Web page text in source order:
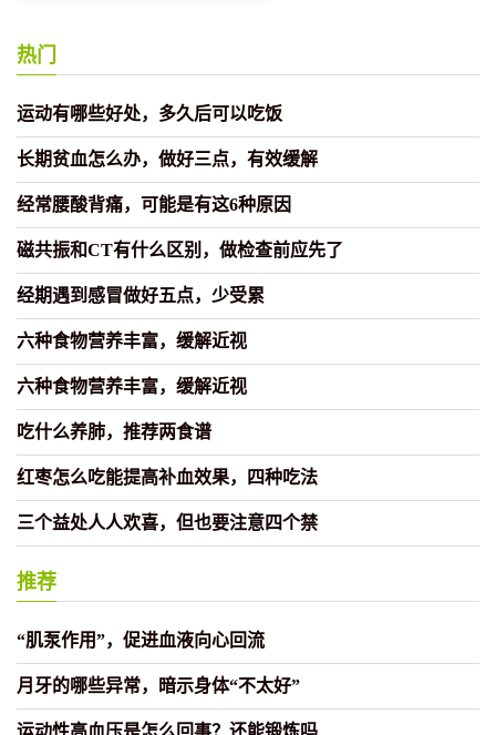
热门
运动有哪些好处，多久后可以吃饭
长期贫血怎么办，做好三点，有效缓解
经常腰酸背痛，可能是有这6种原因
磁共振和CT有什么区别，做检查前应先了
经期遇到感冒做好五点，少受累
六种食物营养丰富，缓解近视
六种食物营养丰富，缓解近视
吃什么养肺，推荐两食谱
红枣怎么吃能提高补血效果，四种吃法
三个益处人人欢喜，但也要注意四个禁
推荐
“肌泵作用”，促进血液向心回流
月牙的哪些异常，暗示身体“不太好”
运动性高血压是怎么回事？还能锻炼吗